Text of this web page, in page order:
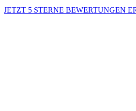
JETZT 5 STERNE BEWERTUNGEN